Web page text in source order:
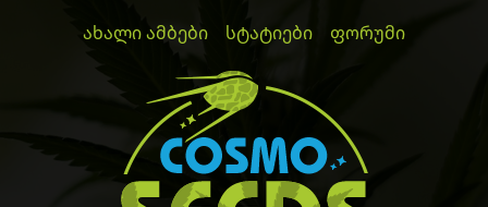
ახალი ამბები სტატიები
ფორუმი